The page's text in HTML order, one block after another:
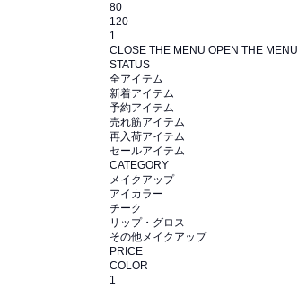
80
120
1
CLOSE THE MENU OPEN THE MENU
STATUS
全アイテム
新着アイテム
予約アイテム
売れ筋アイテム
再入荷アイテム
セールアイテム
CATEGORY
メイクアップ
アイカラー
チーク
リップ・グロス
その他メイクアップ
PRICE
COLOR
1